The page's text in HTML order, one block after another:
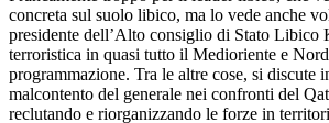
concreta sul suolo libico, ma lo vede anche
presidente dell’Alto consiglio di Stato Libico
terroristica in quasi tutto il Medioriente e
programmazione. Tra le altre cose, si
malcontento del generale nei confronti del
reclutando e riorganizzando le forze in